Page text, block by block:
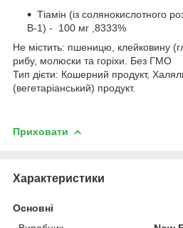
Тіамін (із солянокислотного
B-1) - 100 мг ,8333%
Не містить: пшеницю, клейковину
рибу, молюски та горіхи. Без ГМО
Тип дієти: Кошерний продукт,
(вегетаріанський) продукт.
Приховати
Характеристики
Основні